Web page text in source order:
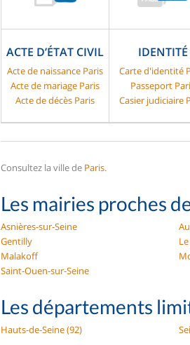
ACTE D’ÉTAT CIVIL
Acte de naissance Paris
Acte de mariage Paris
Acte de décès Paris
IDENTITÉ
Carte d'identité
Passeport
Casier judiciaire
Consultez la ville de Paris.
Les mairies proches
Asnières-sur-Seine
Gentilly
Malakoff
Saint-Ouen-sur-Seine
Les départements
Hauts-de-Seine (92)